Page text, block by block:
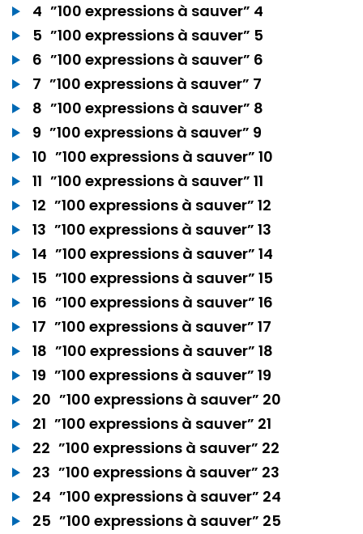
4 ”100 expressions à sauver” 4
5 ”100 expressions à sauver” 5
6 ”100 expressions à sauver” 6
7 ”100 expressions à sauver” 7
8 ”100 expressions à sauver” 8
9 ”100 expressions à sauver” 9
10 ”100 expressions à sauver” 10
11 ”100 expressions à sauver” 11
12 ”100 expressions à sauver” 12
13 ”100 expressions à sauver” 13
14 ”100 expressions à sauver” 14
15 ”100 expressions à sauver” 15
16 ”100 expressions à sauver” 16
17 ”100 expressions à sauver” 17
18 ”100 expressions à sauver” 18
19 ”100 expressions à sauver” 19
20 ”100 expressions à sauver” 20
21 ”100 expressions à sauver” 21
22 ”100 expressions à sauver” 22
23 ”100 expressions à sauver” 23
24 ”100 expressions à sauver” 24
25 ”100 expressions à sauver” 25